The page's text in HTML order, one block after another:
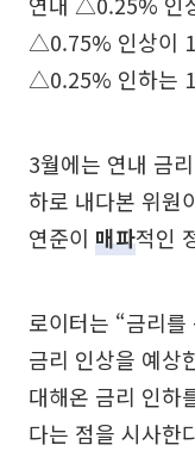
△0.75% 인상이
△0.25% 인하는
3월에는 연내 금
하로 내다본 위원
연준이 매파적인
로이터는 “금리
금리 인상을 예상
대해온 금리 인하
다는 점을 시사한